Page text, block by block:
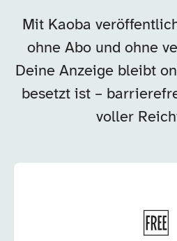
Mit Kaoba
ohne Abo und ohne
Deine Anzeige bleibt
besetzt ist –
voller
🆓